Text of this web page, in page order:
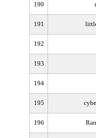
190
191
192
193
194
195
196